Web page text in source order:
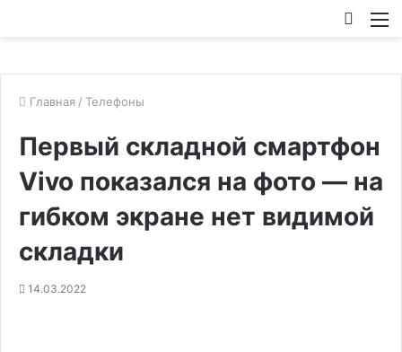
Главная / Телефоны
Первый складной смартфон
Vivo показался на фото — на
гибком экране нет видимой
складки
14.03.2022